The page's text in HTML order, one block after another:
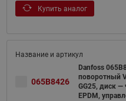
Купить аналог
065B8426
Danfoss
поворотный
GG25, диск —
EPDM,